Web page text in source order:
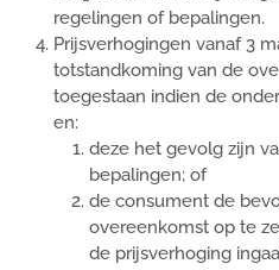
regelingen of bepalingen.
Prijsverhogingen vanaf 3
totstandkoming van de
toegestaan indien de
en:
deze het gevolg zijn
bepalingen; of
de consument de
overeenkomst op te
de prijsverhoging